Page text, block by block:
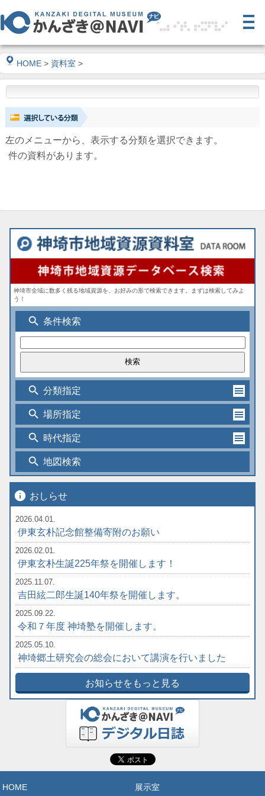
HOME > 資料室 >
左のメニューから、表示する分類を選択できます。
件の資料があります。
神埼市全域に数多く残る地域資源を、お好みの形で検索できます。まずは検索してみよ
う！
search 条件検索
search 分類指定
search 場所指定
search 時代指定
search 地図検索
info おしらせ
2026.04.01.
伊東玄朴記念館整備寄附のお願い
2026.02.01.
伊東玄朴生誕225年祭を開催します！
2025.11.07.
吉田絃二郎生誕140年祭を開催します。
2025.09.22.
令和７年度 神埼塾を開催します。
2025.05.10.
神埼郷土研究会の総会において講演を行いました
お知らせをもっと見る
HOME 展示室